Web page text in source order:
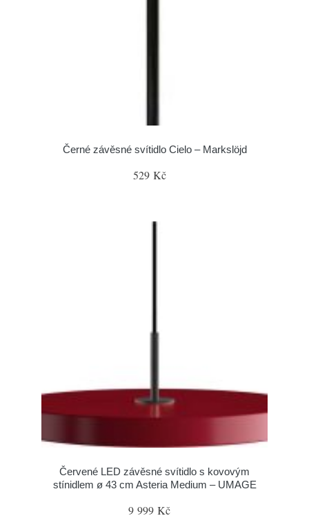
Černé závěsné svítidlo Cielo – Markslöjd
529 Kč
Červené LED závěsné svítidlo s kovovým
stínidlem ø 43 cm Asteria Medium – UMAGE
9 999 Kč